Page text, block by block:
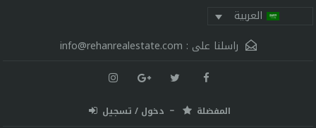
العربية
راسلنا على :info@rehanrealestate.com
المفضلة دخول / تسجيل